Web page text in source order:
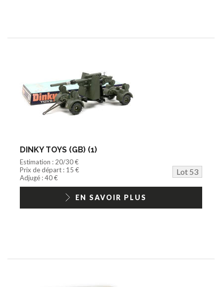
DINKY TOYS (GB) (1)
Estimation : 20/30 €
Prix de départ : 15 €
Lot 53
Adjugé : 40 €
EN SAVOIR PLUS